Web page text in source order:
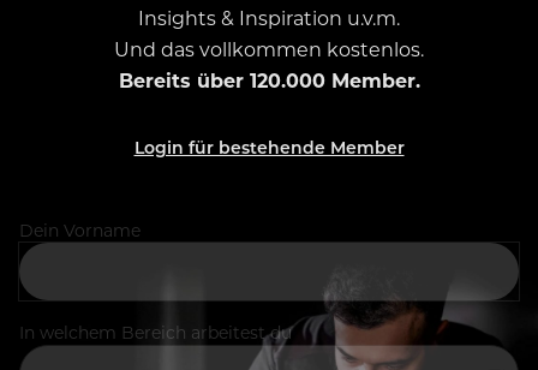
Insights & Inspiration u.v.m.
Und das vollkommen kostenlos.
Bereits über 120.000 Member.
Login für bestehende Member
Dein Vorname
In welchem Bereich arbeitest du